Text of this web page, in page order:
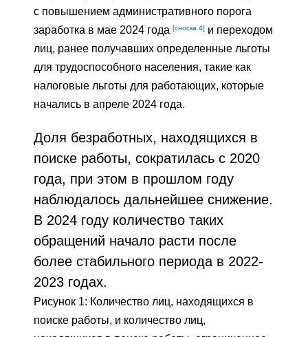
с повышением административного порога
заработка в мае 2024 года [сноска 4] и переходом
лиц, ранее получавших определенные льготы
для трудоспособного населения, такие как
налоговые льготы для работающих, которые
начались в апреле 2024 года.
Доля безработных, находящихся в
поиске работы, сократилась с 2020
года, при этом в прошлом году
наблюдалось дальнейшее снижение.
В 2024 году количество таких
обращений начало расти после
более стабильного периода в 2022-
2023 годах.
Рисунок 1: Количество лиц, находящихся в
поиске работы, и количество лиц,